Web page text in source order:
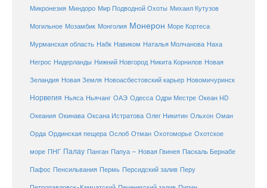
Микронезия Миндоро Мир Подводной Охоты Михаил Кутузов
Могильное Мозамбик Монголия Монерон Море Кортеса
Мурманская область Набк Навиком Наталья Молчанова Наха
Негрос Нидерланды Нижний Новгород Никита Корнилов Новая
Зеландия Новая Земля Новоасбестовский карьер Новомичуринск
Норвегия Ньяса Ньячанг ОАЭ Одесса Одри Местре Океан HD
Океания Окинава Оксана Истратова Олег Никитин Ольхон Оман
Орда Ординская пещера Ослоб Отман Охотоморье Охотское
море ПНГ Палау Панган Папуа – Новая Гвинея Паскаль Бернабе
Пафос Пенсильвания Пермь Персидский залив Перу